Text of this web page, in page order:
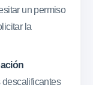
un permiso
la
descalificantes